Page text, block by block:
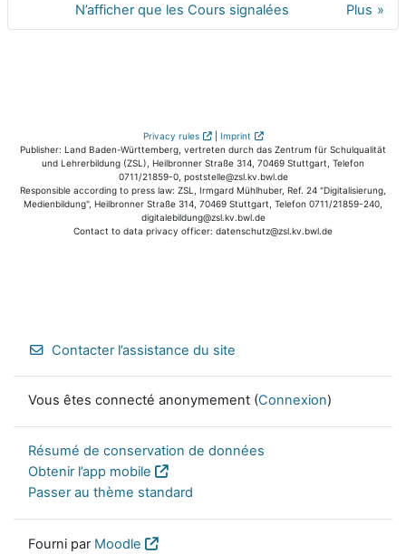
Plus
N’afficher que les Cours signalées
Privacy rules | Imprint
Publisher: Land Baden-Württemberg, vertreten durch das Zentrum für Schulqualität
und Lehrerbildung (ZSL), Heilbronner Straße 314, 70469 Stuttgart, Telefon
0711/21859-0, poststelle@zsl.kv.bwl.de
Responsible according to press law: ZSL, Irmgard Mühlhuber, Ref. 24 "Digitalisierung,
Medienbildung", Heilbronner Straße 314, 70469 Stuttgart, Telefon 0711/21859-240,
digitalebildung@zsl.kv.bwl.de
Contact to data privacy officer: datenschutz@zsl.kv.bwl.de
Contacter l’assistance du site
Vous êtes connecté anonymement (Connexion)
Résumé de conservation de données
Obtenir l’app mobile
Passer au thème standard
Fourni par Moodle